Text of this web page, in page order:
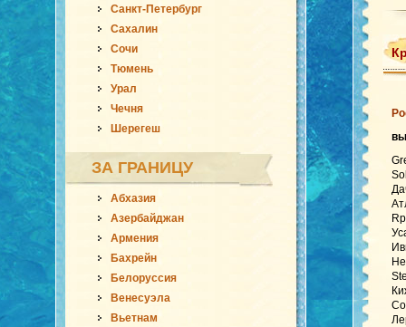
Санкт-Петербург
Сахалин
Сочи
Тюмень
Урал
Чечня
Шерегеш
ЗА ГРАНИЦУ
Абхазия
Азербайджан
Армения
Бахрейн
Белоруссия
Венесуэла
Вьетнам